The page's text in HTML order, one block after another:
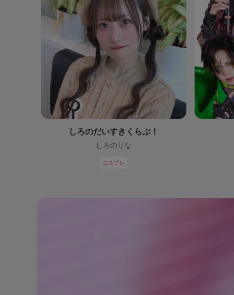
しろのだいすきくらぶ！
しろのりな
コスプレ